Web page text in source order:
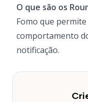
O que são os
Fomo que
comportamento
notificação.